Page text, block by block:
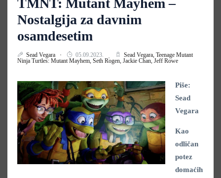
TMNT: Mutant Mayhem –
Nostalgija za davnim
osamdesetim
Sead Vegara 05.09.2023. Sead Vegara, Teenage Mutant
Ninja Turtles: Mutant Mayhem, Seth Rogen, Jackie Chan, Jeff Rowe
Piše:
Sead
Vegara
Kao
odličan
potez
domaćih